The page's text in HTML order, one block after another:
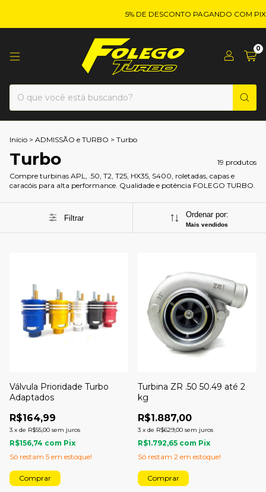
5% DE DESCONTO PAGANDO COM PIX!
0
Início > ADMISSÃO e TURBO > Turbo
Turbo
19 produtos
Compre turbinas APL, .50, T2, T25, HX35, S400, roletadas, capas e
caracóis para alta performance. Qualidade e potência FOLEGO TURBO.
Filtrar Ordenar por:
Mais vendidos
Válvula Prioridade Turbo
Adaptados
R$164,99
3 x de R$55,00 sem juros
R$156,74 com Pix
Só restam 5 em estoque!
Comprar
Turbina ZR .50 50.49 até 2
kg
R$1.887,00
3 x de R$629,00 sem juros
R$1.792,65 com Pix
Só restam 2 em estoque!
Comprar